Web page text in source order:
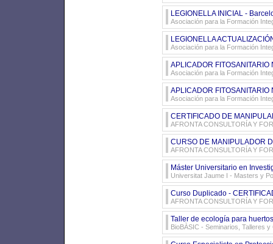
LEGIONELLA INICIAL -
Asociación para la Formación
LEGIONELLA
Asociación para la Formación
APLICADOR
Asociación para la Formación
APLICADOR
Asociación para la Formación
CERTIFICADO DE
AFRONTA CONSULTORÍA Y
CURSO DE MANIPULADOR
AFRONTA CONSULTORÍA Y
Máster Universitario en
Universitat Jaume I - Masters y
Curso Duplicado -
AFRONTA CONSULTORÍA Y
Taller de ecología para
BioBÀSIC - Seminarios, Talleres y